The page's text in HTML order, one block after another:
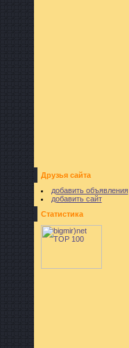
Друзья сайта
добавить объявления
добавить сайт
Статистика